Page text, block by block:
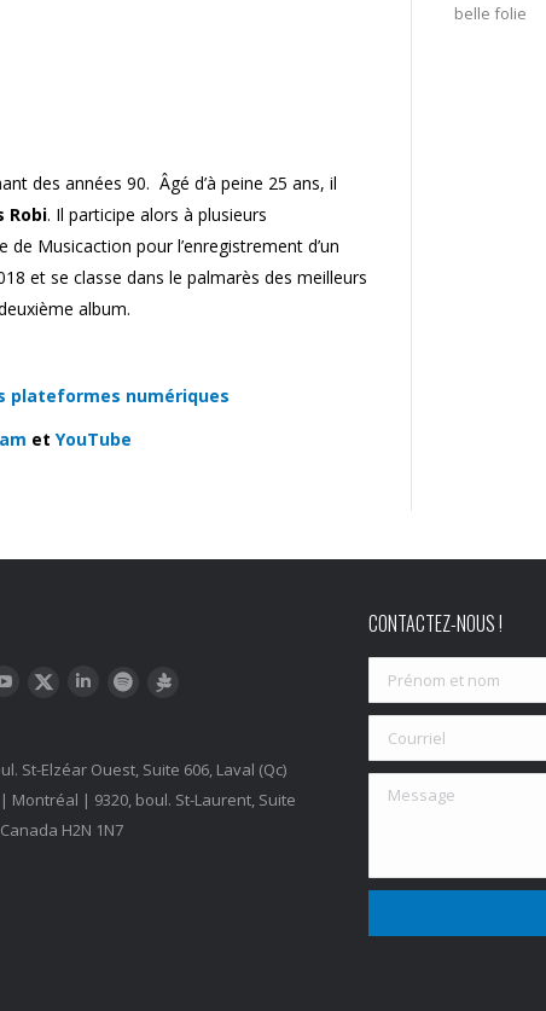
des années 90. Âgé d’à peine 25 ans, il
Robi. Il participe alors à plusieurs
Musicaction pour l’enregistrement d’un
et se classe dans le palmarès des meilleurs
album.
plateformes numériques
etYouTube
belle folie
YouTubeTwitter LinkedInSpotify
St-Elzéar Ouest, Suite 606, Laval (Qc)
Montréal | 9320, boul. St-Laurent, Suite
H2N 1N7
CONTACTEZ-NOUS !